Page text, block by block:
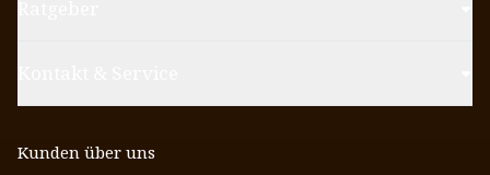
Kunden über uns